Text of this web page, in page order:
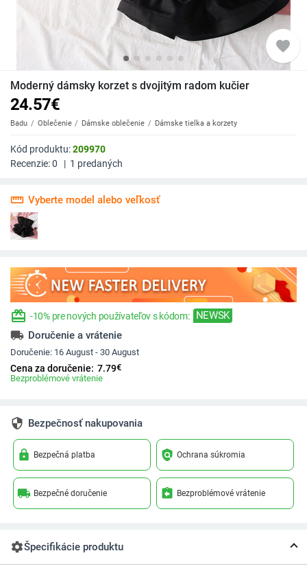
favorite
Moderný dámsky korzet s dvojitým radom kučier
24.57€
Badu Oblečenie Dámske oblečenie Dámske tielka a korzety
Kód produktu:209970
Recenzie:0 | 1 predaných
straighten Vyberte model alebo veľkosť
redeem -10% pre nových používateľov s kódom: NEWSK
local_shipping Doručenie a vrátenie
Doručenie: 16 August - 30 August
Cena za doručenie: 7.79€
Bezproblémové vrátenie
security Bezpečnosť nakupovania
lock Bezpečná platba policy Ochrana súkromia
local_shipping Bezpečné doručenie assignment_return Bezproblémové vrátenie
settingsŠpecifikácie produktu